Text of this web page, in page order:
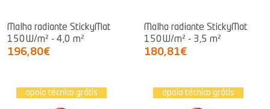
Malha radiante StickyMat
150W/m² - 4,0 m²
196,80€
Malha radiante StickyMat
150W/m² - 3,5 m²
180,81€
apoio técnico grátis apoio técnico grátis